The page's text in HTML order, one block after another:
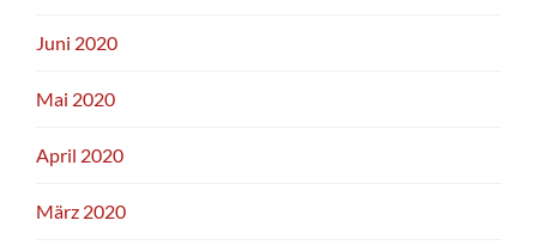
Juni 2020
Mai 2020
April 2020
März 2020